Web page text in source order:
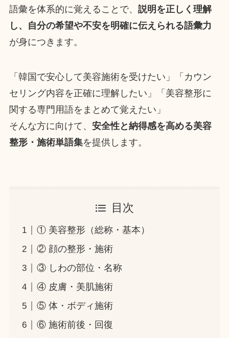
語彙を体系的に覚えることで、 説明を正しく理解
し、自分の希望や不安を明確に伝えられる語彙力
が身につきます。
「韓国で安心して美容施術を受けたい」「カウン
セリング内容を正確に理解したい」「美容整形に
関する専門用語をまとめて覚えたい」
そんな方に向けて、 安全性と納得感を高める美容
整形・施術単語集を提供します。
目次
① 美容整形（総称・基本）
② 顔の整形・施術
③ しわの部位・名称
④ 皮膚・美肌施術
⑤ 体・ボディ施術
⑥ 施術前後・回復